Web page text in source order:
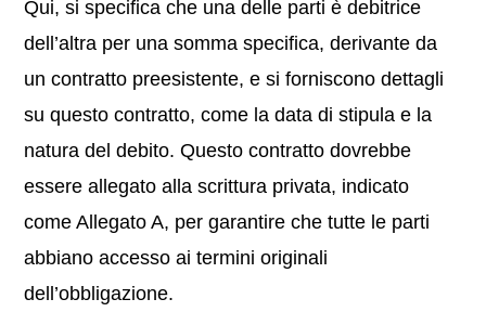
Qui, si specifica che una delle parti è debitrice
dell’altra per una somma specifica, derivante da
un contratto preesistente, e si forniscono dettagli
su questo contratto, come la data di stipula e la
natura del debito. Questo contratto dovrebbe
essere allegato alla scrittura privata, indicato
come Allegato A, per garantire che tutte le parti
abbiano accesso ai termini originali
dell’obbligazione.